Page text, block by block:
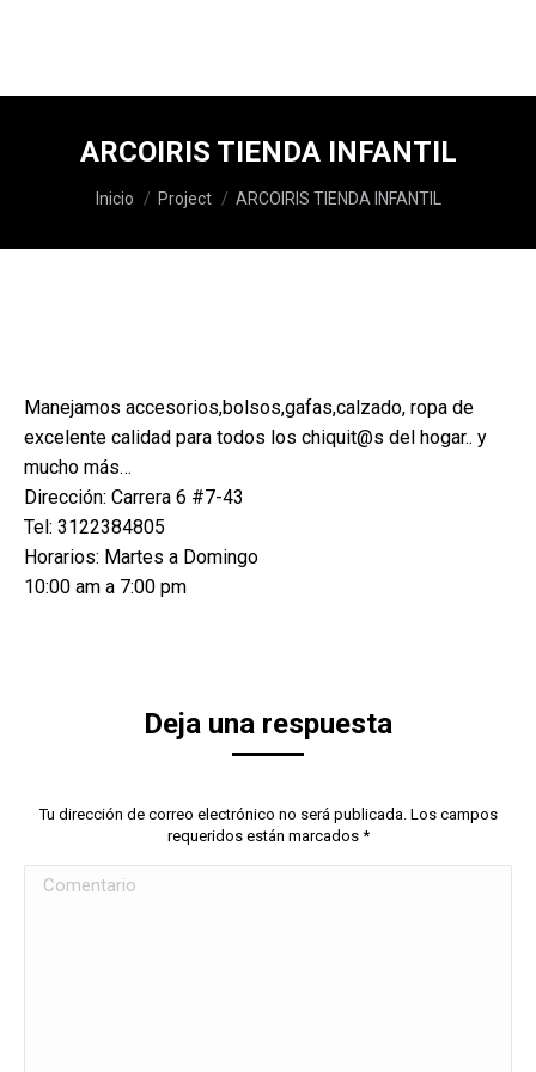
ARCOIRIS TIENDA INFANTIL
Estás aquí:
Inicio Project ARCOIRIS TIENDA INFANTIL
Manejamos accesorios,bolsos,gafas,calzado, ropa de
excelente calidad para todos los chiquit@s del hogar.. y
mucho más…
Dirección: Carrera 6 #7-43
Tel: 3122384805
Horarios: Martes a Domingo
10:00 am a 7:00 pm
Deja una respuesta
Tu dirección de correo electrónico no será publicada. Los campos
requeridos están marcados *
Comentario